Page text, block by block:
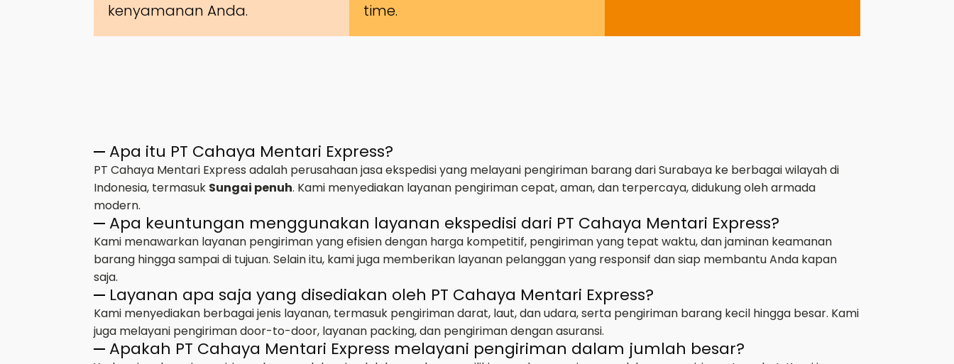
kenyamanan Anda.
time.
Apa itu PT Cahaya Mentari Express?
PT Cahaya Mentari Express adalah perusahaan jasa ekspedisi yang melayani pengiriman barang dari Surabaya ke berbagai wilayah di
Indonesia, termasuk Sungai penuh. Kami menyediakan layanan pengiriman cepat, aman, dan terpercaya, didukung oleh armada
modern.
Apa keuntungan menggunakan layanan ekspedisi dari PT Cahaya Mentari Express?
Kami menawarkan layanan pengiriman yang efisien dengan harga kompetitif, pengiriman yang tepat waktu, dan jaminan keamanan
barang hingga sampai di tujuan. Selain itu, kami juga memberikan layanan pelanggan yang responsif dan siap membantu Anda kapan
saja.
Layanan apa saja yang disediakan oleh PT Cahaya Mentari Express?
Kami menyediakan berbagai jenis layanan, termasuk pengiriman darat, laut, dan udara, serta pengiriman barang kecil hingga besar. Kami
juga melayani pengiriman door-to-door, layanan packing, dan pengiriman dengan asuransi.
Apakah PT Cahaya Mentari Express melayani pengiriman dalam jumlah besar?